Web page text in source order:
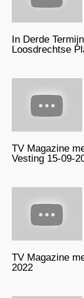
In Derde
Loosdrechtse
TV Magazine
Vesting 15-09-
TV Magazine
2022